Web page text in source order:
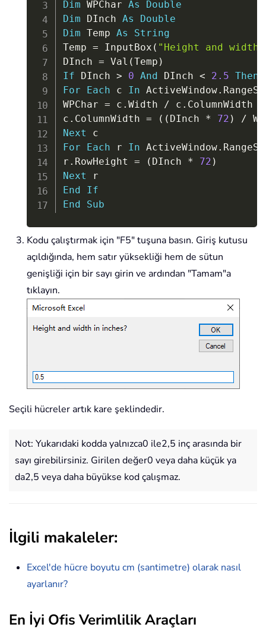
Dim WPChar As
Double
Dim DInch As
Double
Dim Temp As
String
Temp = InputBox ( "Height and width
DInch = Val (Temp )
If DInch > 0 And DInch < 2.5 Then
For
Each c In ActiveWindow.
WPChar = c . Width / c . ColumnWidth
c . ColumnWidth = ( ( DInch * 72 ) /
Next
For
Each r In ActiveWindow.
r . RowHeight = ( DInch * 72 )
Next
End
If
End
Sub
Kodu çalıştırmak için "F5" tuşuna basın. Giriş kutusu
açıldığında, hem satır yüksekliği hem de sütun
genişliği için bir sayı girin ve ardından "Tamam"a
tıklayın.
Seçili hücreler artık kare şeklindedir.
Not: Yukarıdaki kodda yalnızca0 ile2,5 inç arasında bir
sayı girebilirsiniz. Girilen değer0 veya daha küçük ya
da2,5 veya daha büyükse kod çalışmaz.
İlgili makaleler:
Excel'de hücre boyutu cm (santimetre) olarak nasıl
ayarlanır?
En İyi Ofis Verimlilik Araçları